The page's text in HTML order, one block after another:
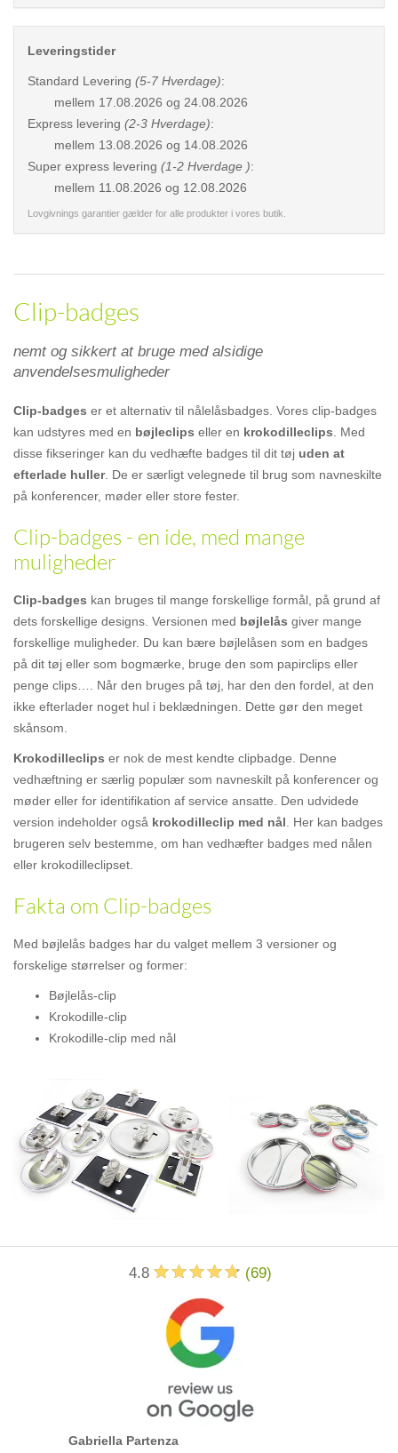
Leveringstider
Standard Levering (5-7 Hverdage):
mellem 17.08.2026 og 24.08.2026
Express levering (2-3 Hverdage):
mellem 13.08.2026 og 14.08.2026
Super express levering (1-2 Hverdage ):
mellem 11.08.2026 og 12.08.2026
Lovgivnings garantier gælder for alle produkter i vores butik.
Clip-badges
nemt og sikkert at bruge med alsidige
anvendelsesmuligheder
Clip-badges er et alternativ til nålelåsbadges. Vores clip-badges
kan udstyres med en bøjleclips eller en krokodilleclips . Med
disse fikseringer kan du vedhæfte badges til dit tøj uden at
efterlade huller. De er særligt velegnede til brug som navneskilte
på konferencer, møder eller store fester.
Clip-badges - en ide, med mange
muligheder
Clip-badges kan bruges til mange forskellige formål, på grund af
dets forskellige designs. Versionen med bøjlelås giver mange
forskellige muligheder. Du kan bære bøjlelåsen som en badges
på dit tøj eller som bogmærke, bruge den som papirclips eller
penge clips…. Når den bruges på tøj, har den den fordel, at den
ikke efterlader noget hul i beklædningen. Dette gør den meget
skånsom.
Krokodilleclips er nok de mest kendte clipbadge. Denne
vedhæftning er særlig populær som navneskilt på konferencer og
møder eller for identifikation af service ansatte. Den udvidede
version indeholder også krokodilleclip med nål . Her kan badges
brugeren selv bestemme, om han vedhæfter badges med nålen
eller krokodilleclipset.
Fakta om Clip-badges
Med bøjlelås badges har du valget mellem 3 versioner og
forskelige størrelser og former:
Bøjlelås-clip
Krokodille-clip
Krokodille-clip med nål
4.8 (69)
Gabriella Partenza